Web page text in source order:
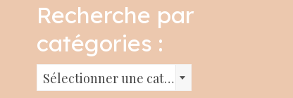
Recherche par
catégories :
Recherche
par
Sélectionner une catégorie